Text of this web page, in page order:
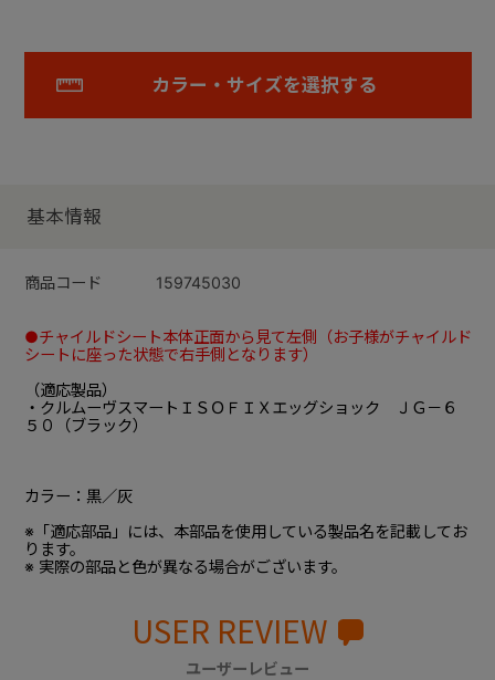
カラー・サイズを選択する
基本情報
商品コード 159745030
●チャイルドシート本体正面から見て左側（お子様がチャイルド
シートに座った状態で右手側となります）
（適応製品）
・クルムーヴスマートＩＳＯＦＩＸエッグショック ＪＧ－６
５０（ブラック）
カラー：黒／灰
※「適応部品」には、本部品を使用している製品名を記載してお
ります。
※ 実際の部品と色が異なる場合がございます。
USER REVIEW
ユーザーレビュー